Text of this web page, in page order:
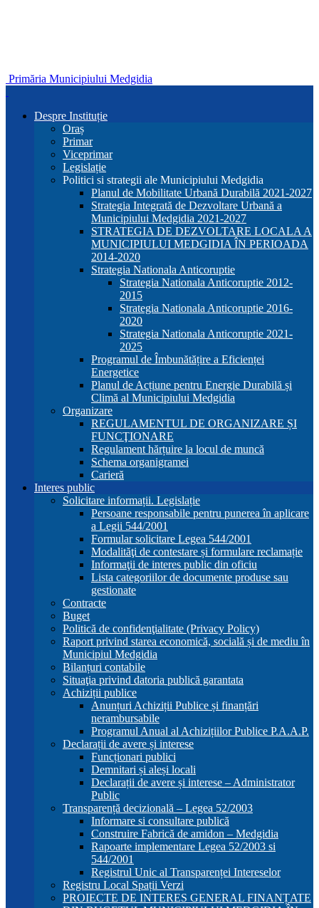
Primăria Municipiului Medgidia
Despre Instituție
Oraș
Primar
Viceprimar
Legislație
Politici si strategii ale Municipiului Medgidia
Planul de Mobilitate Urbană Durabilă 2021-2027
Strategia Integrată de Dezvoltare Urbană a
Municipiului Medgidia 2021-2027
STRATEGIA DE DEZVOLTARE LOCALA A
MUNICIPIULUI MEDGIDIA ÎN PERIOADA
2014-2020
Strategia Nationala Anticoruptie
Strategia Nationala Anticoruptie 2012-
2015
Strategia Nationala Anticoruptie 2016-
2020
Strategia Nationala Anticoruptie 2021-
2025
Programul de Îmbunătățire a Eficienței
Energetice
Planul de Acțiune pentru Energie Durabilă și
Climă al Municipiului Medgidia
Organizare
REGULAMENTUL DE ORGANIZARE ȘI
FUNCŢIONARE
Regulament hărțuire la locul de muncă
Schema organigramei
Carieră
Interes public
Solicitare informații. Legislație
Persoane responsabile pentru punerea în aplicare
a Legii 544/2001
Formular solicitare Legea 544/2001
Modalităţi de contestare și formulare reclamație
Informaţii de interes public din oficiu
Lista categoriilor de documente produse sau
gestionate
Contracte
Buget
Politică de confidenţialitate (Privacy Policy)
Raport privind starea economică, socială și de mediu în
Municipiul Medgidia
Bilanțuri contabile
Situaţia privind datoria publică garantata
Achiziții publice
Anunțuri Achiziții Publice și finanțări
nerambursabile
Programul Anual al Achizițiilor Publice P.A.A.P.
Declarații de avere și interese
Funcționari publici
Demnitari și aleși locali
Declarații de avere și interese – Administrator
Public
Transparență decizională – Legea 52/2003
Informare si consultare publică
Construire Fabrică de amidon – Medgidia
Rapoarte implementare Legea 52/2003 si
544/2001
Registrul Unic al Transparenței Intereselor
Registru Local Spații Verzi
PROIECTE DE INTERES GENERAL FINANȚATE